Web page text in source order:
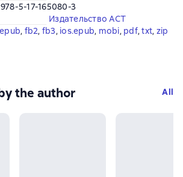
5-17-165080-3
Издательство АСТ
epub, fb2, fb3, ios.epub, mobi, pdf, txt, zip
the author All